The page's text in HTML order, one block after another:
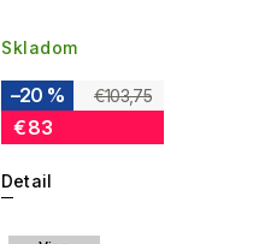
Skladom
€103,75
–20 %
€83
Detail